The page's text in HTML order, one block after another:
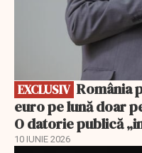
EXCLUSIV
euro pe lună doar
O datorie publică
10 IUNIE 2026